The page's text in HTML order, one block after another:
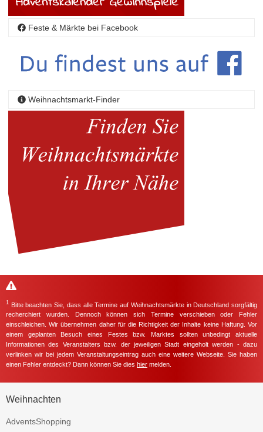
Feste & Märkte bei Facebook
Weihnachtsmarkt-Finder
1
Bitte beachten Sie, dass alle Termine auf Weihnachtsmärkte in Deutschland sorgfältig
recherchiert wurden. Dennoch können sich Termine verschieben oder Fehler
einschleichen. Wir übernehmen daher für die Richtigkeit der Inhalte keine Haftung. Vor
einem geplanten Besuch eines Festes bzw. Marktes sollten unbedingt aktuelle
Informationen des Veranstalters bzw. der jeweiligen Stadt eingeholt werden - dazu
verlinken wir bei jedem Veranstaltungseintrag auch eine weitere Webseite. Sie haben
einen Fehler entdeckt? Dann können Sie dies hier melden.
Weihnachten
AdventsShopping